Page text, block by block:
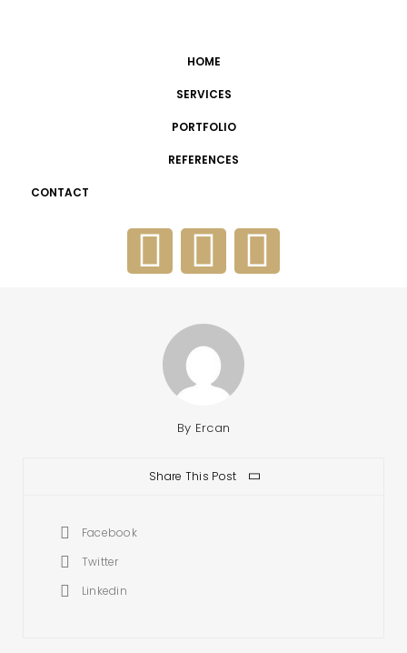
HOME
SERVICES
PORTFOLIO
REFERENCES
CONTACT
By Ercan
Share This Post
Facebook
Twitter
Linkedin